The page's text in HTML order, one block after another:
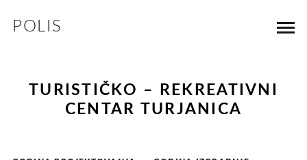
POLIS
TURISTIČKO – REKREATIVNI
CENTAR TURJANICA